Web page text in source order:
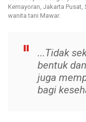
Kemayoran, Jakarta
wanita tani Mawar.
...Tidak
bentuk
juga
bagi